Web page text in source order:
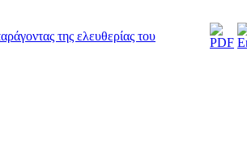
της ελευθερίας του